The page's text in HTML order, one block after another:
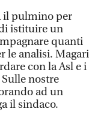
il pulmino per
istituire un
quanti
le analisi. Magari
con la Asl e i
nostre
ad un
il sindaco.